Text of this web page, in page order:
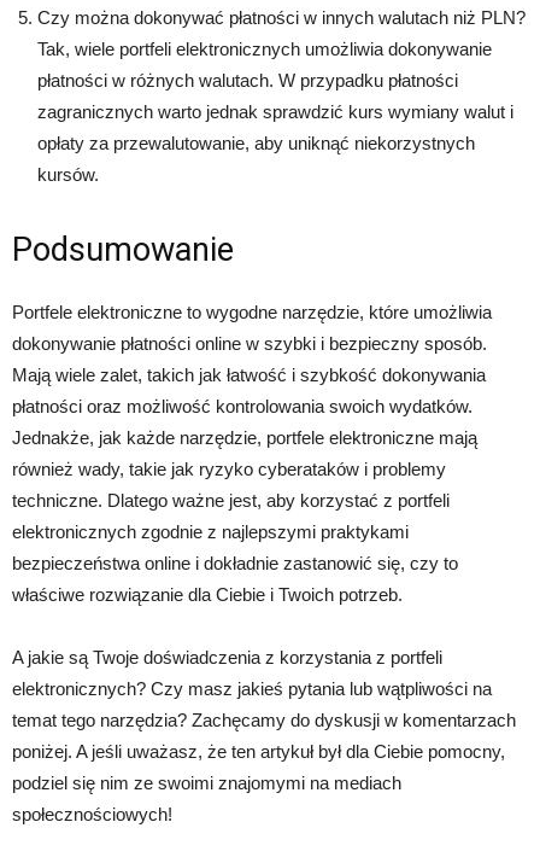
Czy można dokonywać płatności w innych walutach niż PLN?
Tak, wiele portfeli elektronicznych umożliwia dokonywanie
płatności w różnych walutach. W przypadku płatności
zagranicznych warto jednak sprawdzić kurs wymiany walut i
opłaty za przewalutowanie, aby uniknąć niekorzystnych
kursów.
Podsumowanie
Portfele elektroniczne to wygodne narzędzie, które umożliwia
dokonywanie płatności online w szybki i bezpieczny sposób.
Mają wiele zalet, takich jak łatwość i szybkość dokonywania
płatności oraz możliwość kontrolowania swoich wydatków.
Jednakże, jak każde narzędzie, portfele elektroniczne mają
również wady, takie jak ryzyko cyberataków i problemy
techniczne. Dlatego ważne jest, aby korzystać z portfeli
elektronicznych zgodnie z najlepszymi praktykami
bezpieczeństwa online i dokładnie zastanowić się, czy to
właściwe rozwiązanie dla Ciebie i Twoich potrzeb.
A jakie są Twoje doświadczenia z korzystania z portfeli
elektronicznych? Czy masz jakieś pytania lub wątpliwości na
temat tego narzędzia? Zachęcamy do dyskusji w komentarzach
poniżej. A jeśli uważasz, że ten artykuł był dla Ciebie pomocny,
podziel się nim ze swoimi znajomymi na mediach
społecznościowych!